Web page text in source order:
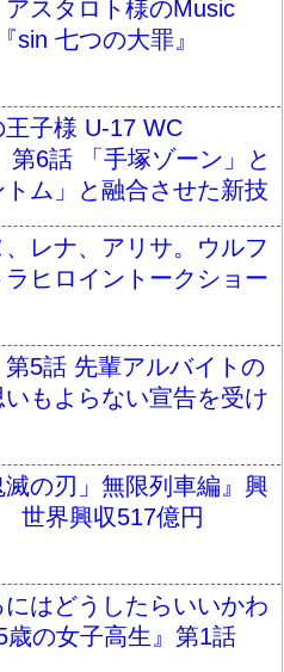
スタロト様のMusic
sin 七つの大罪』
王子様 U-17 WC
第6話 「手塚ゾーン」と
トム」と融合させた新技
レナ、アリサ。ウルフ
ラヒロイントークショー
第5話 先輩アルバイトの
もよらない宣告を受け
滅の刃」無限列車編』興
世界興収517億円
はどうしたらいいかわ
歳の女子高生』第1話